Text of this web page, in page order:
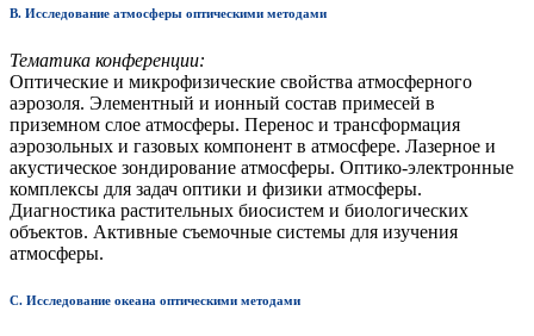
B. Исследование атмосферы оптическими методами
Тематика конференции:
Оптические и микрофизические свойства атмосферного
аэрозоля. Элементный и ионный состав примесей в
приземном слое атмосферы. Перенос и трансформация
аэрозольных и газовых компонент в атмосфере. Лазерное и
акустическое зондирование атмосферы. Оптико-электронные
комплексы для задач оптики и физики атмосферы.
Диагностика растительных биосистем и биологических
объектов. Активные съемочные системы для изучения
атмосферы.
C. Исследование океана оптическими методами